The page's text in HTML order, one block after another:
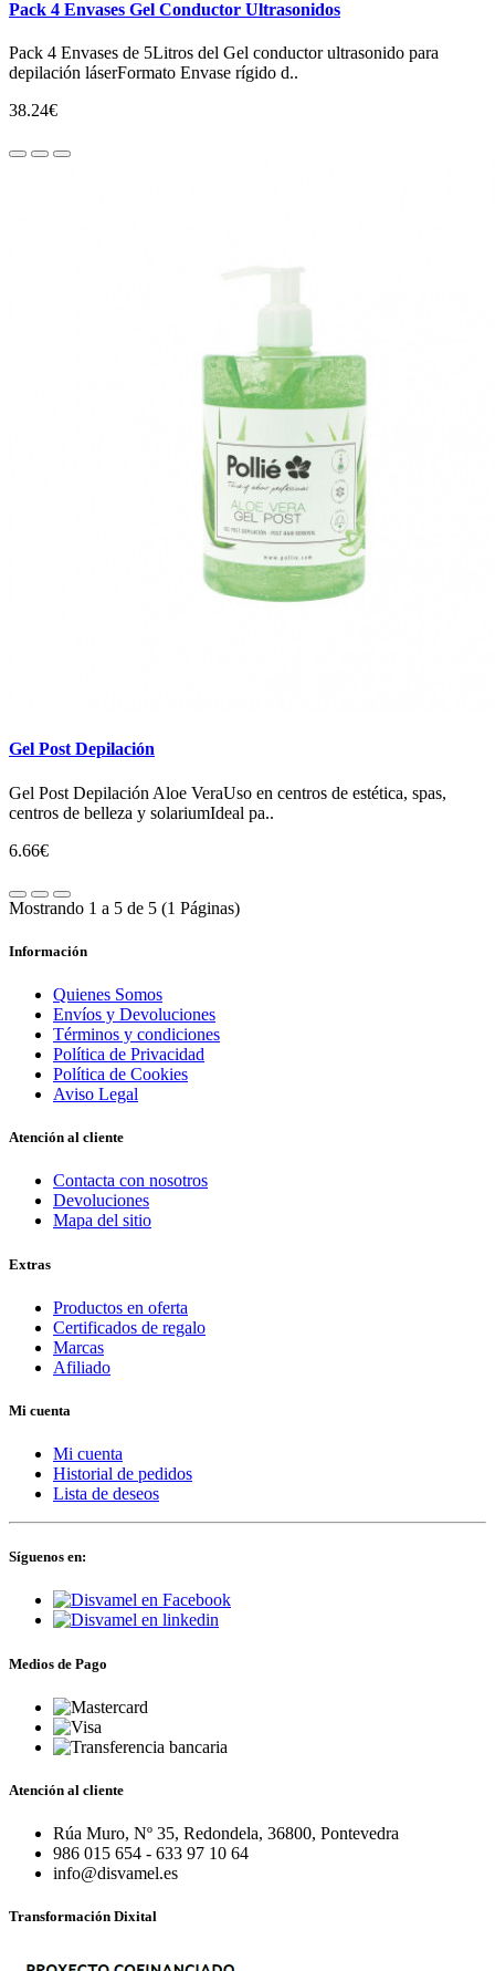
Pack 4 Envases Gel Conductor Ultrasonidos
Pack 4 Envases de 5Litros del Gel conductor ultrasonido para
depilación láserFormato Envase rígido d..
38.24€
Gel Post Depilación
Gel Post Depilación Aloe VeraUso en centros de estética, spas,
centros de belleza y solariumIdeal pa..
6.66€
Mostrando 1 a 5 de 5 (1 Páginas)
Información
Quienes Somos
Envíos y Devoluciones
Términos y condiciones
Política de Privacidad
Política de Cookies
Aviso Legal
Atención al cliente
Contacta con nosotros
Devoluciones
Mapa del sitio
Extras
Productos en oferta
Certificados de regalo
Marcas
Afiliado
Mi cuenta
Mi cuenta
Historial de pedidos
Lista de deseos
Síguenos en:
Medios de Pago
Atención al cliente
Rúa Muro, Nº 35, Redondela, 36800, Pontevedra
986 015 654 - 633 97 10 64
info@disvamel.es
Transformación Dixital